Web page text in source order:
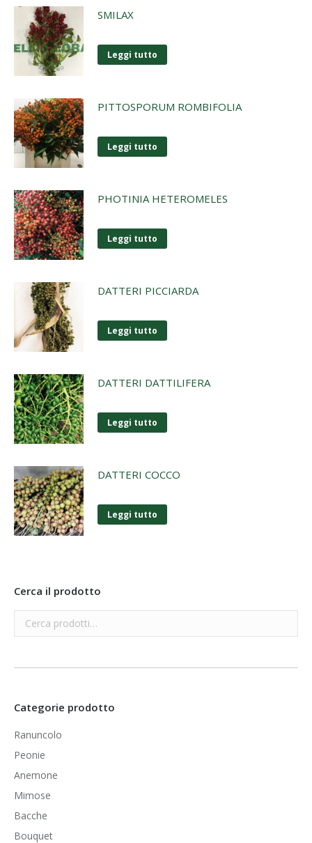
SMILAX
Leggi tutto
PITTOSPORUM ROMBIFOLIA
Leggi tutto
PHOTINIA HETEROMELES
Leggi tutto
DATTERI PICCIARDA
Leggi tutto
DATTERI DATTILIFERA
Leggi tutto
DATTERI COCCO
Leggi tutto
Cerca il prodotto
Categorie prodotto
Ranuncolo
Peonie
Anemone
Mimose
Bacche
Bouquet